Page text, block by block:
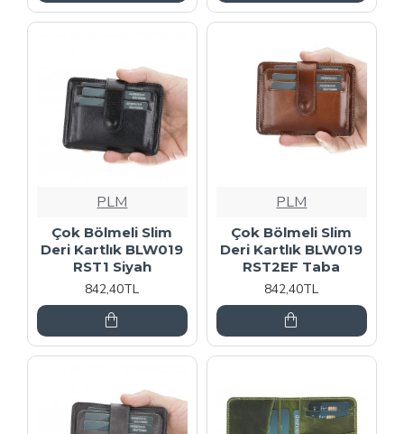
PLM
Çok Bölmeli Slim
Deri Kartlık BLW019
RST1 Siyah
842,40TL
PLM
Çok Bölmeli Slim
Deri Kartlık BLW019
RST2EF Taba
842,40TL